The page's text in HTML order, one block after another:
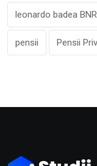
leonardo badea BNR
pensii Pensii